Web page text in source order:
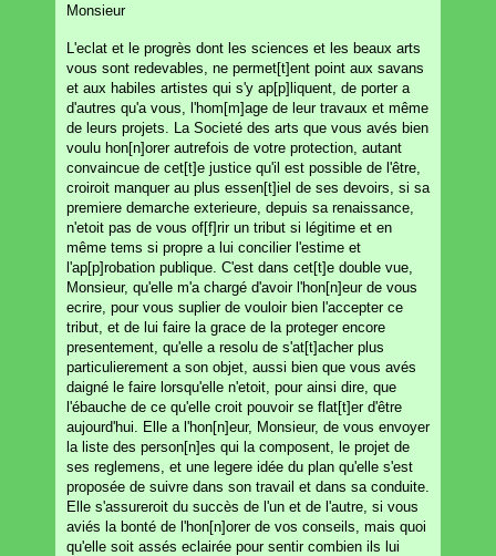
Monsieur
L'eclat et le progrès dont les sciences et les beaux arts
vous sont redevables, ne permet[t]ent point aux savans
et aux habiles artistes qui s'y ap[p]liquent, de porter a
d'autres qu'a vous, l'hom[m]age de leur travaux et même
de leurs projets. La Societé des arts que vous avés bien
voulu hon[n]orer autrefois de votre protection, autant
convaincue de cet[t]e justice qu'il est possible de l'être,
croiroit manquer au plus essen[t]iel de ses devoirs, si sa
premiere demarche exterieure, depuis sa renaissance,
n'etoit pas de vous of[f]rir un tribut si légitime et en
même tems si propre a lui concilier l'estime et
l'ap[p]robation publique. C'est dans cet[t]e double vue,
Monsieur, qu'elle m'a chargé d'avoir l'hon[n]eur de vous
ecrire, pour vous suplier de vouloir bien l'accepter ce
tribut, et de lui faire la grace de la proteger encore
presentement, qu'elle a resolu de s'at[t]acher plus
particulierement a son objet, aussi bien que vous avés
daigné le faire lorsqu'elle n'etoit, pour ainsi dire, que
l'ébauche de ce qu'elle croit pouvoir se flat[t]er d'être
aujourd'hui. Elle a l'hon[n]eur, Monsieur, de vous envoyer
la liste des person[n]es qui la composent, le projet de
ses reglemens, et une legere idée du plan qu'elle s'est
proposée de suivre dans son travail et dans sa conduite.
Elle s'assureroit du succès de l'un et de l'autre, si vous
aviés la bonté de l'hon[n]orer de vos conseils, mais quoi
qu'elle soit assés eclairée pour sentir combien ils lui